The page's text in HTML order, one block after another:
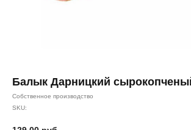
Балык Дарницкий
Собственное производство
SKU: